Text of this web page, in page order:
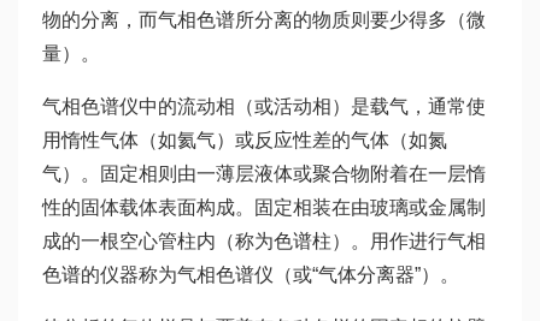
物的分离，而气相色谱所分离的物质则要少得多（微
量）。
气相色谱仪中的流动相（或活动相）是载气，通常使
用惰性气体（如氦气）或反应性差的气体（如氮
气）。固定相则由一薄层液体或聚合物附着在一层惰
性的固体载体表面构成。固定相装在由玻璃或金属制
成的一根空心管柱内（称为色谱柱）。用作进行气相
色谱的仪器称为气相色谱仪（或“气体分离器”）。